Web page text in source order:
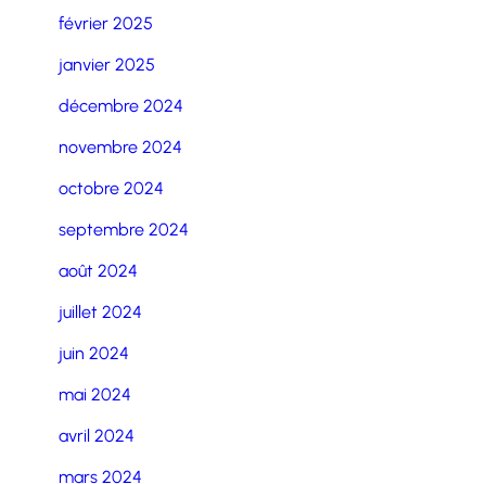
février 2025
janvier 2025
décembre 2024
novembre 2024
octobre 2024
septembre 2024
août 2024
juillet 2024
juin 2024
mai 2024
avril 2024
mars 2024